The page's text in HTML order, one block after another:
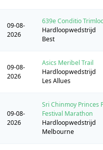
09-08-
2026
639e Conditio
Hardloopwedstrijd
Best
09-08-
2026
Asics Meribel Trail
Hardloopwedstrijd
Les Allues
09-08-
2026
Sri Chinmoy Princes
Festival Marathon
Hardloopwedstrijd
Melbourne